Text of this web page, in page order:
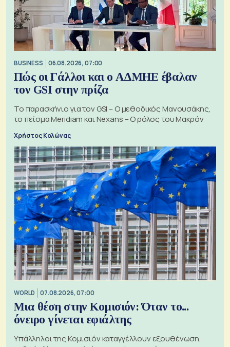
BUSINESS 06.08.2026, 07:00
Πώς οι Γάλλοι και ο ΑΔΜΗΕ έβαλαν
τον GSI στην πρίζα
Το παρασκήνιο για τον GSI – Ο μεθοδικός Μανουσάκης,
το πείσμα Meridiam και Nexans – Ο ρόλος του Μακρόν
Χρήστος Κολώνας
WORLD 07.08.2026, 07:00
Μια θέση στην Κομισιόν: Όταν το...
όνειρο γίνεται εφιάλτης
Υπάλληλοι της Κομισιόν καταγγέλλουν εξουθένωση,